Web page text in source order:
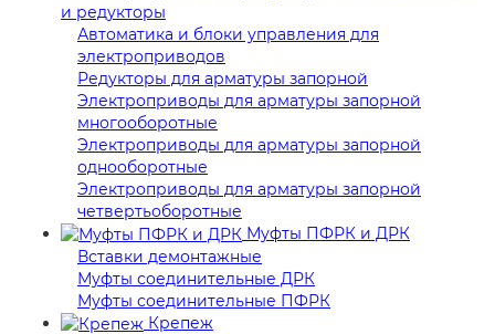
и редукторы
Автоматика и блоки управления для
электроприводов
Редукторы для арматуры запорной
Электроприводы для арматуры запорной
многооборотные
Электроприводы для арматуры запорной
однооборотные
Электроприводы для арматуры запорной
четвертьоборотные
Муфты ПФРК и ДРК
Вставки демонтажные
Муфты соединительные ДРК
Муфты соединительные ПФРК
Крепеж